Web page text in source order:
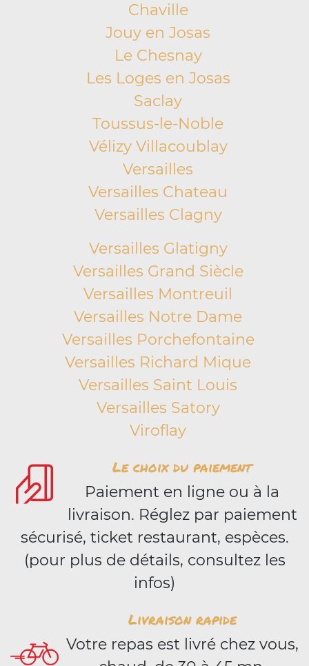
Chaville
Jouy en Josas
Le Chesnay
Les Loges en Josas
Saclay
Toussus-le-Noble
Vélizy Villacoublay
Versailles
Versailles Chateau
Versailles Clagny
Versailles Glatigny
Versailles Grand Siècle
Versailles Montreuil
Versailles Notre Dame
Versailles Porchefontaine
Versailles Richard Mique
Versailles Saint Louis
Versailles Satory
Viroflay
Le choix du paiement
Paiement en ligne ou à la
livraison. Réglez par paiement
sécurisé, ticket restaurant, espèces.
(pour plus de détails, consultez les
infos)
Livraison rapide
Votre repas est livré chez vous,